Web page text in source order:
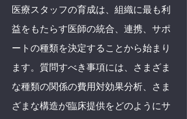
医療スタッフの育成は、組織に最も利
益をもたらす医師の統合、連携、サポ
ートの種類を決定することから始まり
ます。質問すべき事項には、さまざま
な種類の関係の費用対効果分析、さま
ざまな構造が臨床提供をどのようにサ